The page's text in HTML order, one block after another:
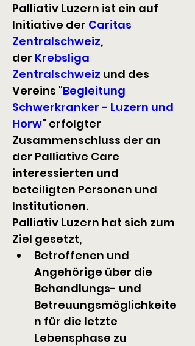
Palliativ Luzern ist ein auf
Initiative der Caritas
Zentralschweiz,
der Krebsliga
Zentralschweiz und des
Vereins "Begleitung
Schwerkranker - Luzern und
Horw" erfolgter
Zusammenschluss der an
der Palliative Care
interessierten und
beteiligten Personen und
Institutionen.
Palliativ Luzern hat sich zum
Ziel gesetzt,
Betroffenen und
Angehörige über die
Behandlungs- und
Betreuungsmöglichkeite
n für die letzte
Lebensphase zu